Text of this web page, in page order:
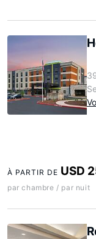
À PARTIR DE USD
par chambre / par nuit